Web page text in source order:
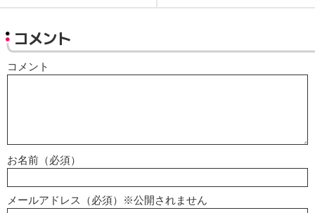
コメント
コメント
お名前（必須）
メールアドレス（必須）※公開されません